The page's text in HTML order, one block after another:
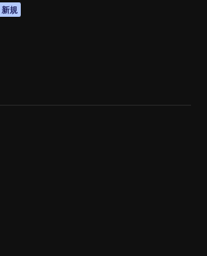
新規